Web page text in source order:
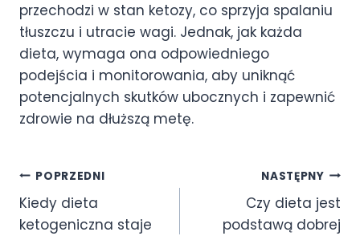
przechodzi w stan ketozy, co sprzyja spalaniu
tłuszczu i utracie wagi. Jednak, jak każda
dieta, wymaga ona odpowiedniego
podejścia i monitorowania, aby uniknąć
potencjalnych skutków ubocznych i zapewnić
zdrowie na dłuższą metę.
Nawigacja
wpisu
POPRZEDNI
Kiedy dieta
ketogeniczna staje
NASTĘPNY
Czy dieta jest
podstawą dobrej